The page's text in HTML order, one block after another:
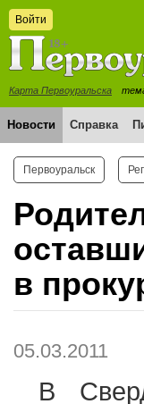
Войти
Карта Первоуральска
Новости Справка
Первоуральск
в
05.03.2011
В